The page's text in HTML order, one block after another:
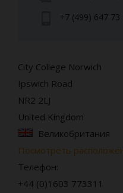
+7 (499) 647 73
City College Norwich
Ipswich Road
NR2 2LJ
United Kingdom
Великобритания
Посмотреть
Телефон:
+44 (0)1603 773311